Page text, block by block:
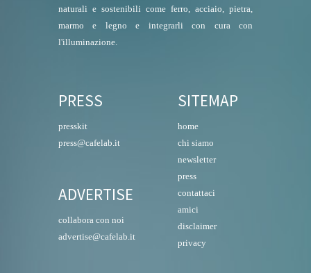
naturali e sostenibili come ferro, acciaio, pietra,
marmo e legno e integrarli con cura con
l'illuminazione.
PRESS
presskit
press@cafelab.it
ADVERTISE
collabora con noi
advertise@cafelab.it
SITEMAP
home
chi siamo
newsletter
press
contattaci
amici
disclaimer
privacy